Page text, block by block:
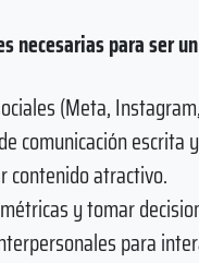
necesarias para ser
(Meta,
comunicación escrita
contenido atractivo.
y tomar
para